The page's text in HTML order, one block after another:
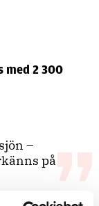
med 2 300
–
på